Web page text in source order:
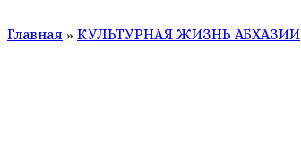
Главная » КУЛЬТУРНАЯ ЖИЗНЬ АБХАЗИИ